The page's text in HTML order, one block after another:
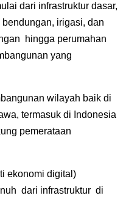
dari infrastruktur dasar,
irigasi, dan
hingga perumahan
yang
wilayah baik di
termasuk di Indonesia
pemerataan
ekonomi digital)
dari infrastruktur di